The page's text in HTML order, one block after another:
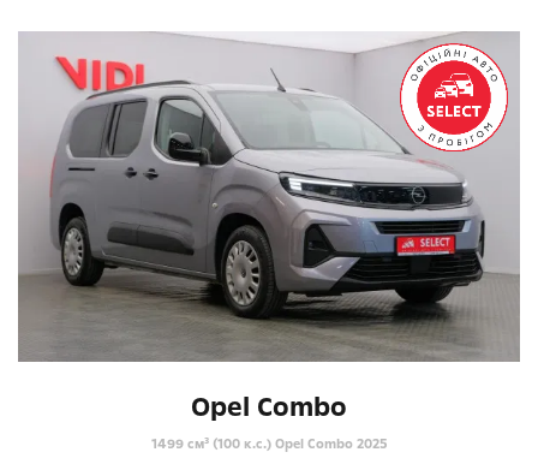
Opel Combo
1499 см³ (100 к.с.) Opel Combo 2025